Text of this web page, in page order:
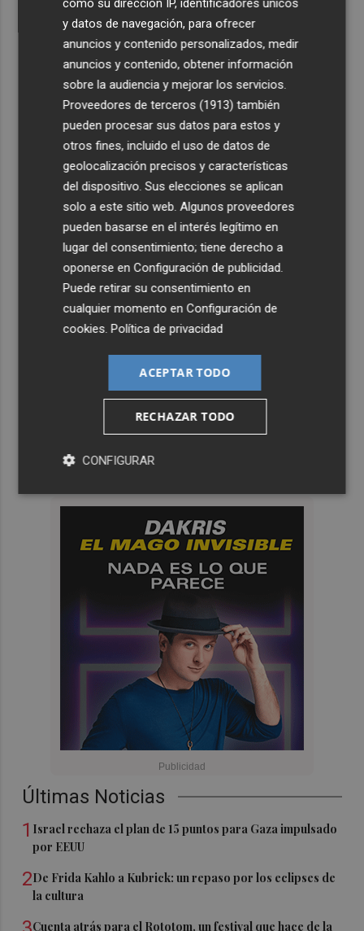
Últimas Noticias
1 Israel rechaza el plan de 15 puntos para Gaza impulsado
por EEUU
2De Frida Kahlo a Kubrick: un repaso por los eclipses de
la cultura
Cuenta atrás para el Rototom, un festival que hace de la
y datos de navegación, para ofrecer
anuncios y contenido personalizados, medir
anuncios y contenido, obtener información
sobre la audiencia y mejorar los servicios.
Proveedores de terceros (1913) también
pueden procesar sus datos para estos y
otros fines, incluido el uso de datos de
geolocalización precisos y características
del dispositivo. Sus elecciones se aplican
solo a este sitio web. Algunos proveedores
pueden basarse en el interés legítimo en
lugar del consentimiento; tiene derecho a
oponerse enConfiguración de publicidad
Puede retirar su consentimiento en
cualquier momento enConfiguración de
cookies .Política de privacidad
ACEPTAR TODO
RECHAZAR TODO
CONFIGURAR